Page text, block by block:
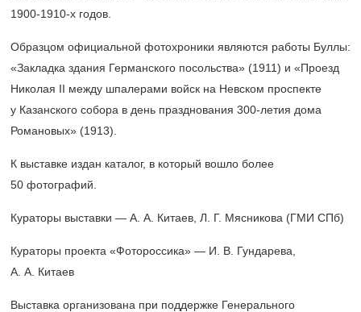
1900-1910-х годов.
Образцом официальной фотохроники являются работы Буллы:
«Закладка здания Германского посольства» (1911) и «Проезд
Николая II между шпалерами войск на Невском проспекте
у Казанского собора в день празднования 300-летия дома
Романовых» (1913).
К выставке издан каталог, в который вошло более
50 фотографий.
Кураторы выставки — А. А. Китаев, Л. Г. Мясникова (ГМИ СПб)
Кураторы проекта «Фотороссика» — И. В. Гундарева,
А. А. Китаев
Выставка организована при поддержке Генерального